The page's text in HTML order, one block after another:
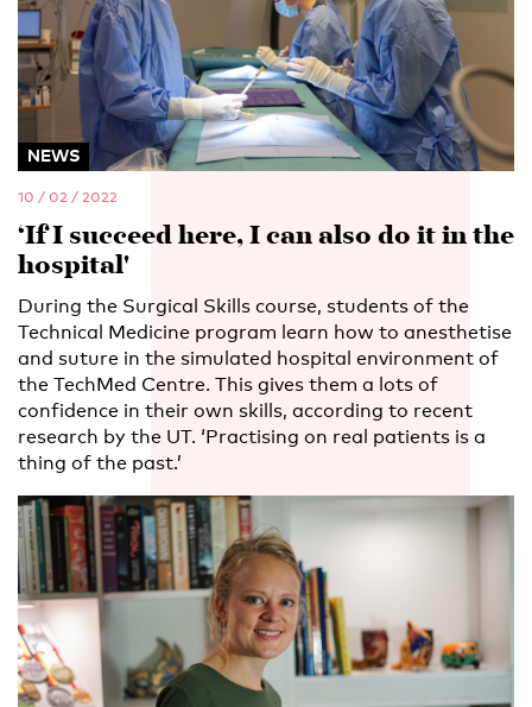
NEWS
10 / 02 / 2022
‘If I succeed here, I can also do it in the
hospital'
During the Surgical Skills course, students of the
Technical Medicine program learn how to anesthetise
and suture in the simulated hospital environment of
the TechMed Centre. This gives them a lots of
confidence in their own skills, according to recent
research by the UT. ‘Practising on real patients is a
thing of the past.’